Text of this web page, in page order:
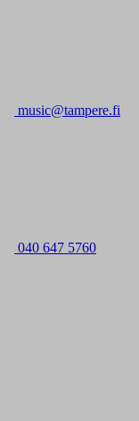
music@tampere.fi
040 647 5760